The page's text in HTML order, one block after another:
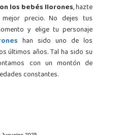
los bebés llorones, hazte
precio. No dejes tus
y elige tu personaje
han sido uno de los
últimos años. Tal ha sido su
con un montón de
constantes.